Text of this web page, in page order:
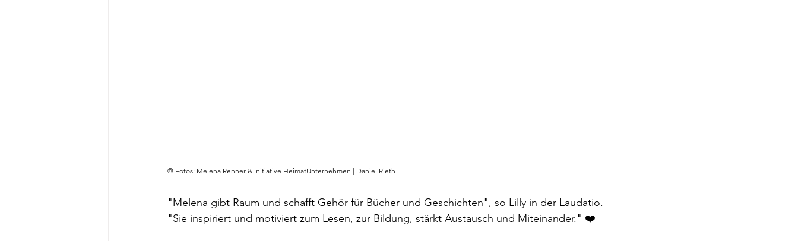
© Fotos: Melena Renner & Initiative HeimatUnternehmen | Daniel Rieth
"Melena gibt Raum und schafft Gehör für Bücher und Geschichten", so Lilly in der Laudatio.
"Sie inspiriert und motiviert zum Lesen, zur Bildung, stärkt Austausch und Miteinander." ❤️